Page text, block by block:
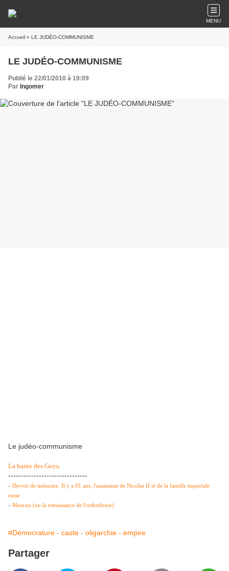
MENU
Accueil » LE JUDÉO-COMMUNISME
LE JUDÉO-COMMUNISME
Publié le 22/01/2010 à 19:09
Par Ingomer
Le judéo-communisme
La haine des Goys.
-------------------------------
- Devoir de mémoire. Il y a 91 ans, l'assassinat de Nicolas II et de la famille impériale
russe
- Moscou (ou la renaissance de l'orthodoxie)
#Démocrature - caste - oligarchie - empire
Partager